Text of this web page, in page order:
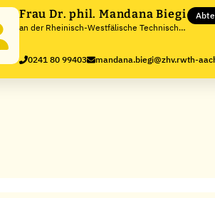
Frau Dr. phil. Mandana Biegi
an der Rheinisch-Westfälische Technische
0241 80 99403 mandana.biegi@zhv.rwth-